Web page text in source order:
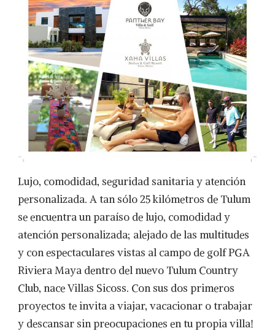
GOLF
RESORT
PANTHER
BAY
VILLAS
GOLF
BY
VILLAS
SICOSS
DESPUES
DE
LA
LA
REINVENCIÓN
DE
VILLAS
SICOSS
Lujo, comodidad, seguridad sanitaria y atención
personalizada. A tan sólo 25 kilómetros de Tulum
se encuentra un paraíso de lujo, comodidad y
atención personalizada; alejado de las multitudes
y con espectaculares vistas al campo de golf PGA
Riviera Maya dentro del nuevo Tulum Country
Club, nace Villas Sicoss. Con sus dos primeros
proyectos te invita a viajar, vacacionar o trabajar
y descansar sin preocupaciones en tu propia villa!